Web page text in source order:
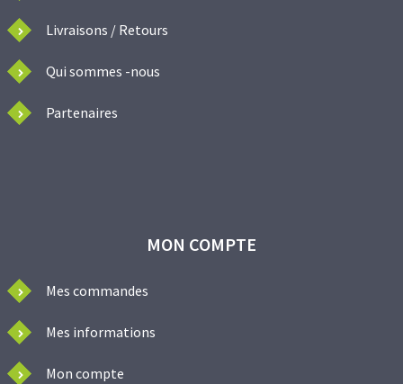
Livraisons / Retours
Qui sommes -nous
Partenaires
MON COMPTE
Mes commandes
Mes informations
Mon compte